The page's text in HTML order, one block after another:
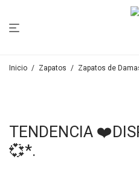
Inicio / Zapatos / Zapatos de
TENDENCIA
💞*.